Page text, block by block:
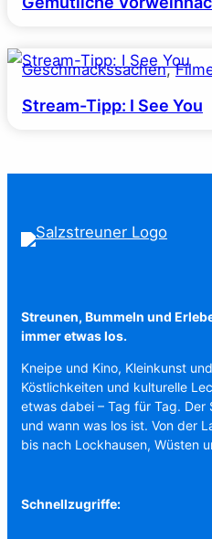
Geschmackssachen,
Stream-Tipp: I See You
Streunen, Bummeln und
immer etwas los.
Kneipe und Kino, Kleinkunst
Köstlichkeiten und kulturelle
etwas dabei – Tag für Tag.
und wann was los ist. Von der
bis nach Lockhausen, Wüsten
Schnellzugriffe: